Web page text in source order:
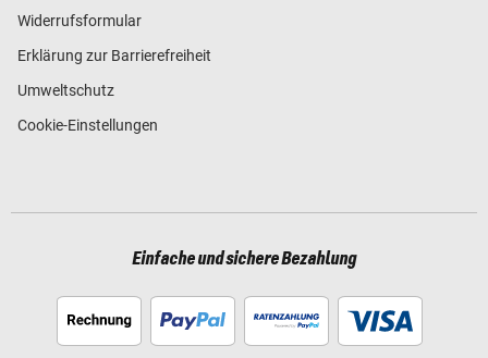
Widerrufsformular
Erklärung zur Barrierefreiheit
Umweltschutz
Cookie-Einstellungen
Einfache und sichere Bezahlung